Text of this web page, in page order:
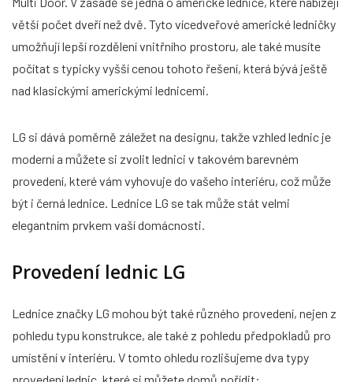
větší počet dveří než dvě. Tyto vícedveřové americké ledničky
umožňují lepší rozdělení vnitřního prostoru, ale také musíte
počítat s typicky vyšší cenou tohoto řešení, která bývá ještě
nad klasickými americkými lednicemi.
LG si dává poměrně záležet na designu, takže vzhled lednic je
moderní a můžete si zvolit lednici v takovém barevném
provedení, které vám vyhovuje do vašeho interiéru, což může
být i černá lednice. Lednice LG se tak může stát velmi
elegantním prvkem vaší domácnosti.
Provedení lednic LG
Lednice značky LG mohou být také různého provedení, nejen z
pohledu typu konstrukce, ale také z pohledu předpokladů pro
umístění v interiéru. V tomto ohledu rozlišujeme dva typy